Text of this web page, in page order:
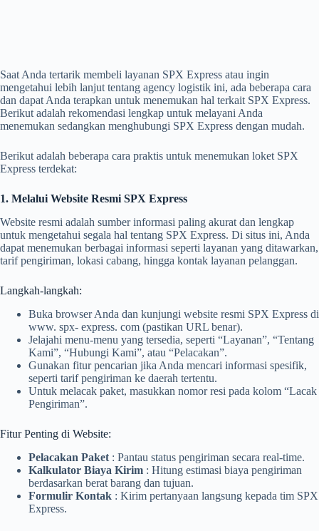
Saat Anda tertarik membeli layanan SPX Express atau ingin
mengetahui lebih lanjut tentang agency logistik ini, ada beberapa cara
dan dapat Anda terapkan untuk menemukan hal terkait SPX Express.
Berikut adalah rekomendasi lengkap untuk melayani Anda
menemukan sedangkan menghubungi SPX Express dengan mudah.
Berikut adalah beberapa cara praktis untuk menemukan loket SPX
Express terdekat:
1. Melalui Website Resmi SPX Express
Website resmi adalah sumber informasi paling akurat dan lengkap
untuk mengetahui segala hal tentang SPX Express. Di situs ini, Anda
dapat menemukan berbagai informasi seperti layanan yang ditawarkan,
tarif pengiriman, lokasi cabang, hingga kontak layanan pelanggan.
Langkah-langkah:
Buka browser Anda dan kunjungi website resmi SPX Express di
www. spx- express. com (pastikan URL benar).
Jelajahi menu-menu yang tersedia, seperti “Layanan”, “Tentang
Kami”, “Hubungi Kami”, atau “Pelacakan”.
Gunakan fitur pencarian jika Anda mencari informasi spesifik,
seperti tarif pengiriman ke daerah tertentu.
Untuk melacak paket, masukkan nomor resi pada kolom “Lacak
Pengiriman”.
Fitur Penting di Website:
Pelacakan Paket : Pantau status pengiriman secara real-time.
Kalkulator Biaya Kirim : Hitung estimasi biaya pengiriman
berdasarkan berat barang dan tujuan.
Formulir Kontak : Kirim pertanyaan langsung kepada tim SPX
Express.